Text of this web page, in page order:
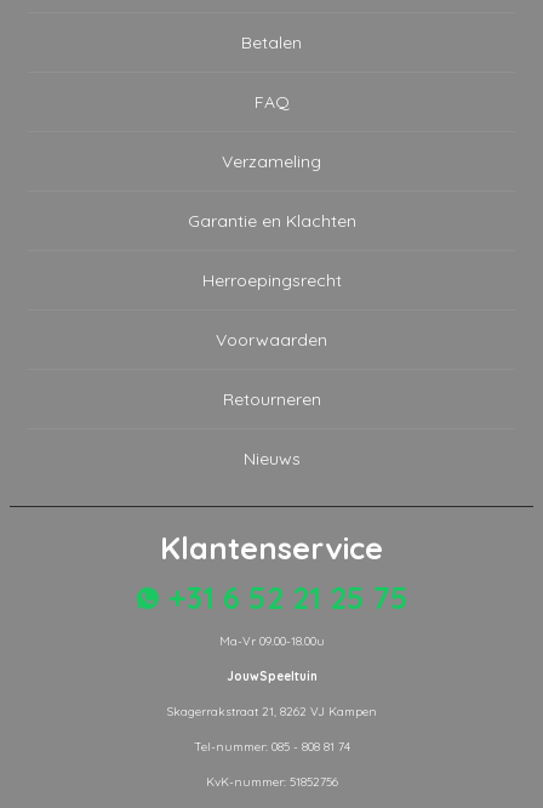
Betalen
FAQ
Verzameling
Garantie en Klachten
Herroepingsrecht
Voorwaarden
Retourneren
Nieuws
Klantenservice
+31 6 52 21 25 75
Ma-Vr 09.00-18.00u
JouwSpeeltuin
Skagerrakstraat 21, 8262 VJ Kampen
Tel-nummer: 085 - 808 81 74
KvK-nummer: 51852756